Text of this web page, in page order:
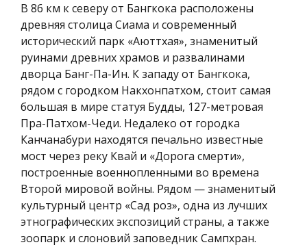
В 86 км к северу от Бангкока расположены
древняя столица Сиама и современный
исторический парк «Аюттхая», знаменитый
руинами древних храмов и развалинами
дворца Банг-Па-Ин. К западу от Бангкока,
рядом с городком Накхонпатхом, стоит самая
большая в мире статуя Будды, 127-метровая
Пра-Патхом-Чеди. Недалеко от городка
Канчанабури находятся печально известные
мост через реку Квай и «Дорога смерти»,
построенные военнопленными во времена
Второй мировой войны. Рядом — знаменитый
культурный центр «Сад роз», одна из лучших
этнографических экспозиций страны, а также
зоопарк и слоновий заповедник Сампхран.